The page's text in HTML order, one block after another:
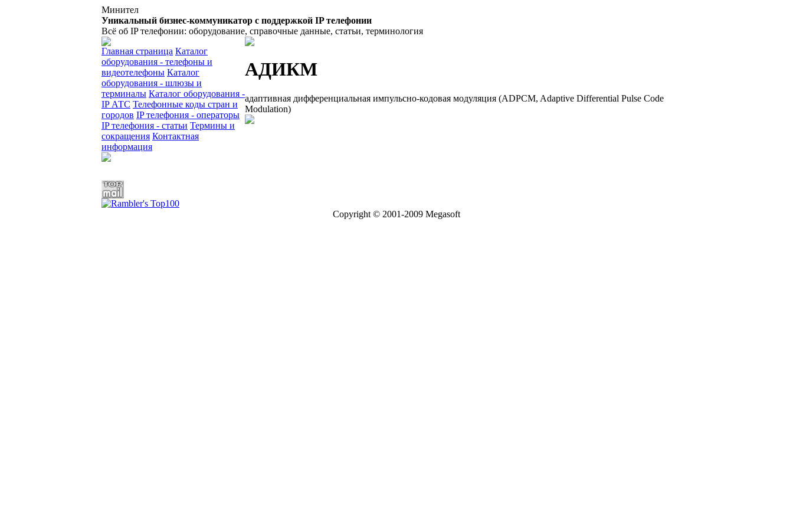
Минител
Уникальный бизнес-коммуникатор с поддержкой IP телефонии
Всё об IP телефонии: оборудование, справочные данные, статьи, терминология
Главная страница Каталог
оборудования - телефоны и
видеотелефоны Каталог
оборудования - шлюзы и
терминалы Каталог оборудования -
IP АТС Телефонные коды стран и
городов IP телефония - операторы
IP телефония - статьи Термины и
сокращения Контактная
информация
АДИКМ
адаптивная дифференциальная импульсно-кодовая модуляция (ADPCM, Adaptive Differential Pulse Code
Modulation)
Copyright © 2001-2009 Megasoft